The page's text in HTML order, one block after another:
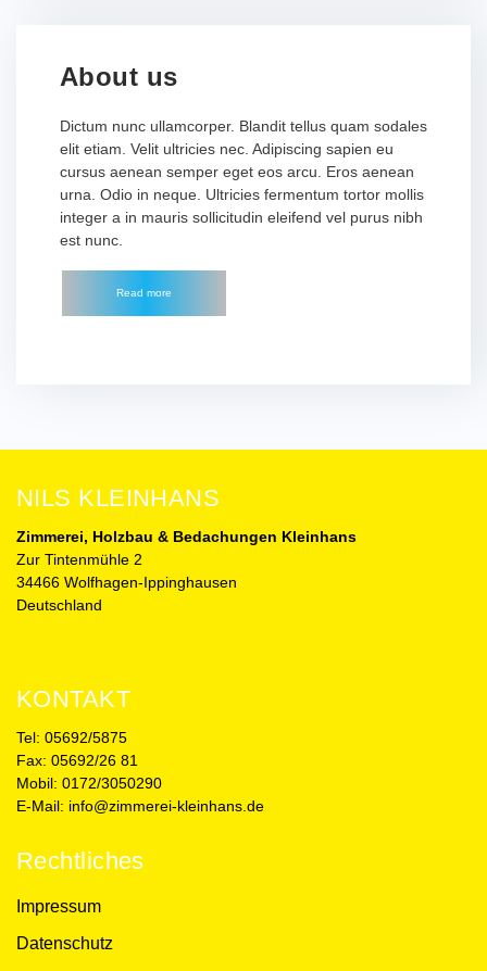
About us
Dictum nunc ullamcorper. Blandit tellus quam sodales
elit etiam. Velit ultricies nec. Adipiscing sapien eu
cursus aenean semper eget eos arcu. Eros aenean
urna. Odio in neque. Ultricies fermentum tortor mollis
integer a in mauris sollicitudin eleifend vel purus nibh
est nunc.
Read more
NILS KLEINHANS
Zimmerei, Holzbau & Bedachungen Kleinhans
Zur Tintenmühle 2
34466 Wolfhagen-Ippinghausen
Deutschland
KONTAKT
Tel: 05692/5875
Fax: 05692/26 81
Mobil: 0172/3050290
E-Mail: info@zimmerei-kleinhans.de
Rechtliches
Impressum
Datenschutz